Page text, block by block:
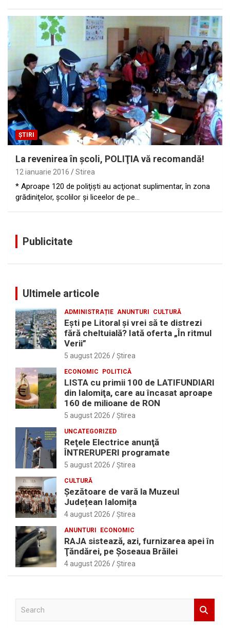
ȘTIRI
La revenirea în şcoli, POLIŢIA vă recomandă!
12 ianuarie 2016 Stirea
* Aproape 120 de poliţişti au acţionat suplimentar, în zona
grădiniţelor, şcolilor şi liceelor de pe…
Publicitate
Ultimele articole
ADMINISTRAȚIE ANUNTURI CULTURĂ
Eşti pe Litoral şi vrei să te distrezi
fără cheltuială? Iată oferta „În ritmul
Verii”
5 august 2026 Ştirea
ECONOMIC POLITICĂ
LISTA cu primii 100 de LATIFUNDIARI
din Ialomiţa, care au încasat aproape
160 de milioane de RON
5 august 2026 Ştirea
UNCATEGORIZED
Reţele Electrice anunţă
ÎNTRERUPERI programate
5 august 2026 Ştirea
CULTURĂ
Șezătoare de vară la Muzeul
Județean Ialomița
4 august 2026 Ştirea
ANUNTURI ECONOMIC
RAJA sistează, azi, furnizarea apei în
Ţăndărei, pe Şoseaua Brăilei
4 august 2026 Ştirea